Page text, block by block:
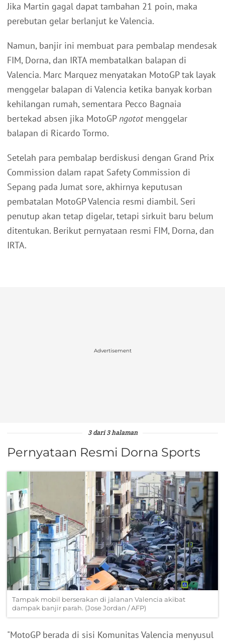
Jika Martin gagal dapat tambahan 21 poin, maka
perebutan gelar berlanjut ke Valencia.
Namun, banjir ini membuat para pembalap mendesak
FIM, Dorna, dan IRTA membatalkan balapan di
Valencia. Marc Marquez menyatakan MotoGP tak layak
menggelar balapan di Valencia ketika banyak korban
kehilangan rumah, sementara Pecco Bagnaia
bertekad absen jika MotoGP ngototmenggelar
balapan di Ricardo Tormo.
Setelah para pembalap berdiskusi dengan Grand Prix
Commission dalam rapat Safety Commission di
Sepang pada Jumat sore, akhirnya keputusan
pembatalan MotoGP Valencia resmi diambil. Seri
penutup akan tetap digelar, tetapi sirkuit baru belum
ditentukan. Berikut pernyataan resmi FIM, Dorna, dan
IRTA.
Advertisement
3 dari 3 halaman
Pernyataan Resmi Dorna Sports
Tampak mobil berserakan di jalanan Valencia akibat
dampak banjir parah. (Jose Jordan / AFP)
"MotoGP berada di sisi Komunitas Valencia menyusul